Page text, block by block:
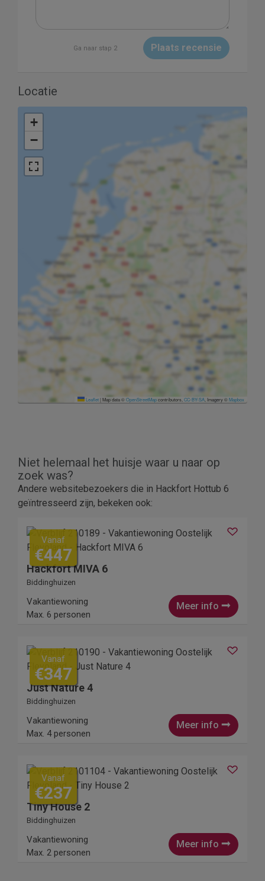
Ga naar stap 2 Plaats recensie
Locatie
+
−
Leaflet| Map data ©OpenStreetMapcontributors, CC-BY-SA , Imagery ©Mapbox
Niet helemaal het huisje waar u naar op
zoek was?
Andere websitebezoekers die in Hackfort Hottub 6
geïntresseerd zijn, bekeken ook:
Vanaf
€447
Hackfort MIVA 6
Biddinghuizen
Meer info
Vakantiewoning
Max. 6 personen
Vanaf
€347
Just Nature 4
Biddinghuizen
Meer info
Vakantiewoning
Max. 4 personen
Vanaf
€237
Tiny House 2
Biddinghuizen
Meer info
Vakantiewoning
Max. 2 personen